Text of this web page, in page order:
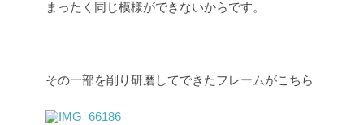
まったく同じ模様ができないからです。
その一部を削り研磨してできたフレームがこちら